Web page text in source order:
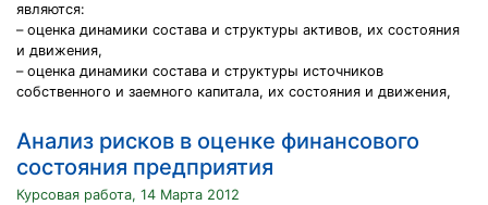
являются:
– оценка динамики состава и структуры активов, их состояния
и движения,
– оценка динамики состава и структуры источников
собственного и заемного капитала, их состояния и движения,
Анализ рисков в оценке финансового
состояния предприятия
Курсовая работа, 14 Марта 2012